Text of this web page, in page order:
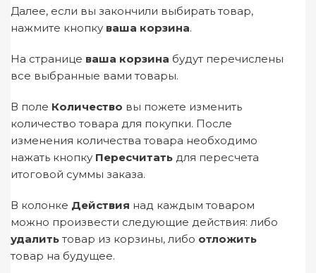
Далее, если вы закончили выбирать товар,
нажмите кнопку ваша корзина.
На странице ваша корзина будут перечислены
все выбранные вами товары.
В поле Количество вы пожете изменить
количество товара для покупки. После
изменения количества товара необходимо
нажать кнопку Пересчитать для пересчета
итоговой суммы заказа.
В колонке Действия над каждым товаром
можно произвести следующие действия: либо
удалить товар из корзины, либо отложить
товар на будущее.